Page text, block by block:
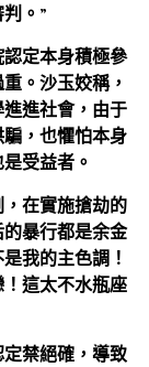
。”
定本身積極參
。沙玉姣稱，
進社會，由于
，也懼怕本身
受益者。
在實施搶劫的
暴行都是余金
我的主色調！
這太不水瓶座
禁絕確，導致